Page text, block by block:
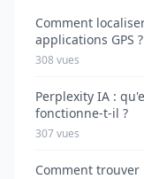
Comment
applications GPS ?
308 vues
Perplexity IA :
fonctionne-t-il ?
307 vues
Comment